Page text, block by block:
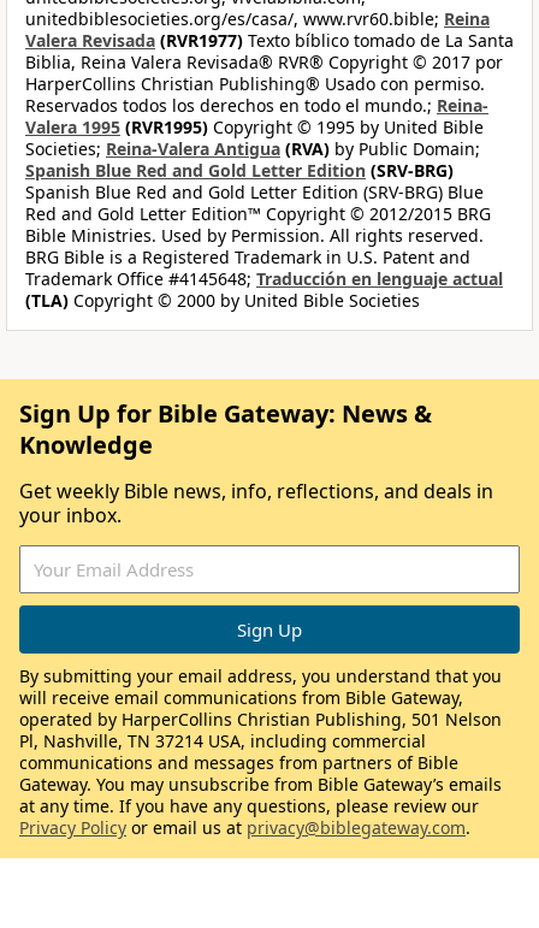
unitedbiblesocieties.org/es/casa/, www.rvr60.bible; Reina
Valera Revisada (RVR1977) Texto bíblico tomado de La Santa
Biblia, Reina Valera Revisada® RVR® Copyright © 2017 por
HarperCollins Christian Publishing® Usado con permiso.
Reservados todos los derechos en todo el mundo.; Reina-
Valera 1995 (RVR1995) Copyright © 1995 by United Bible
Societies; Reina-Valera Antigua (RVA) by Public Domain;
Spanish Blue Red and Gold Letter Edition (SRV-BRG)
Spanish Blue Red and Gold Letter Edition (SRV-BRG) Blue
Red and Gold Letter Edition™ Copyright © 2012/2015 BRG
Bible Ministries. Used by Permission. All rights reserved.
BRG Bible is a Registered Trademark in U.S. Patent and
Trademark Office #4145648; Traducción en lenguaje actual
(TLA) Copyright © 2000 by United Bible Societies
Sign Up for Bible Gateway: News &
Knowledge
Get weekly Bible news, info, reflections, and deals in
your inbox.
By submitting your email address, you understand that you
will receive email communications from Bible Gateway,
operated by HarperCollins Christian Publishing, 501 Nelson
Pl, Nashville, TN 37214 USA, including commercial
communications and messages from partners of Bible
Gateway. You may unsubscribe from Bible Gateway’s emails
at any time. If you have any questions, please review our
Privacy Policy or email us at privacy@biblegateway.com.